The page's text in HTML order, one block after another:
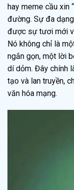
hay meme cầu xin
đường. Sự đa
được sự tươi mới
Nó không chỉ là
ngắn gọn, một lời
dí dỏm. Đây chính
tạo và lan truyền,
văn hóa mạng.